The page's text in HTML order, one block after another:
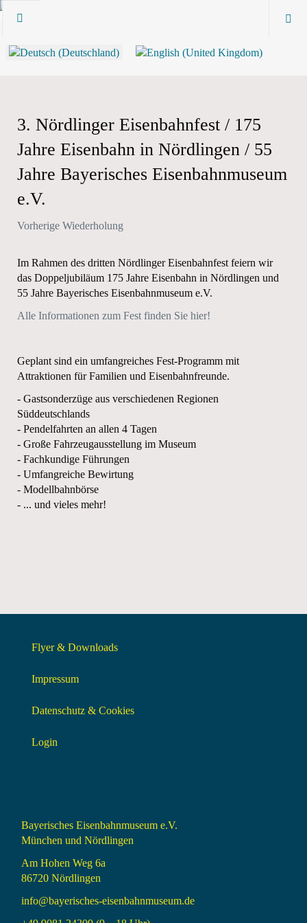
3. Nördlinger Eisenbahnfest / 175
Jahre Eisenbahn in Nördlingen / 55
Jahre Bayerisches Eisenbahnmuseum
e.V.
Vorherige Wiederholung
Im Rahmen des dritten Nördlinger Eisenbahnfest feiern wir
das Doppeljubiläum 175 Jahre Eisenbahn in Nördlingen und
55 Jahre Bayerisches Eisenbahnmuseum e.V.
Alle Informationen zum Fest finden Sie hier!
Geplant sind ein umfangreiches Fest-Programm mit
Attraktionen für Familien und Eisenbahnfreunde.
- Gastsonderzüge aus verschiedenen Regionen
Süddeutschlands
- Pendelfahrten an allen 4 Tagen
- Große Fahrzeugausstellung im Museum
- Fachkundige Führungen
- Umfangreiche Bewirtung
- Modellbahnbörse
- ... und vieles mehr!
Flyer & Downloads
Impressum
Datenschutz & Cookies
Login
Bayerisches Eisenbahnmuseum e.V.
München und Nördlingen
Am Hohen Weg 6a
86720 Nördlingen
info@bayerisches-eisenbahnmuseum.de